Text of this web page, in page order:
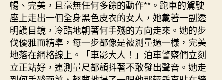
暢、完美，且毫無任何多餘的動作**。跑車的駕駛
座上走出一個全身黑色皮衣的女人，她戴著一副透
明護目鏡，冷酷地朝著何手殘的方向走來。她的步
伐優雅而精準，每一步都像是被測量過一樣，完美
地落在網格線上。「車影大人！」泊車警察們立刻
立正站好，連測量尺都顫抖著不敢發出聲音。她走